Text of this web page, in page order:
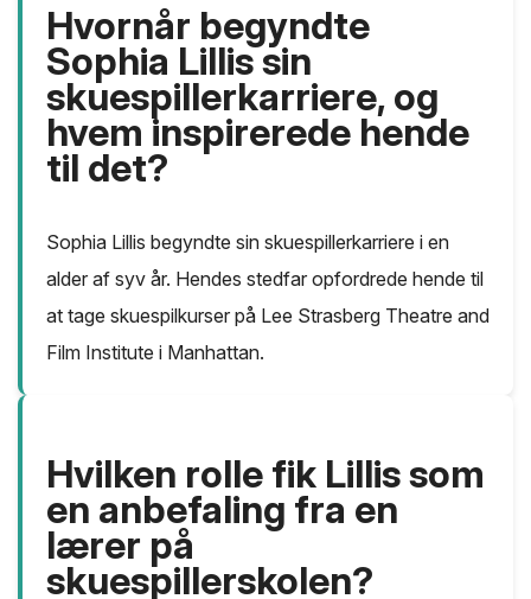
Hvornår begyndte
Sophia Lillis sin
skuespillerkarriere, og
hvem inspirerede hende
til det?
Sophia Lillis begyndte sin skuespillerkarriere i en
alder af syv år. Hendes stedfar opfordrede hende til
at tage skuespilkurser på Lee Strasberg Theatre and
Film Institute i Manhattan.
Hvilken rolle fik Lillis som
en anbefaling fra en
lærer på
skuespillerskolen?